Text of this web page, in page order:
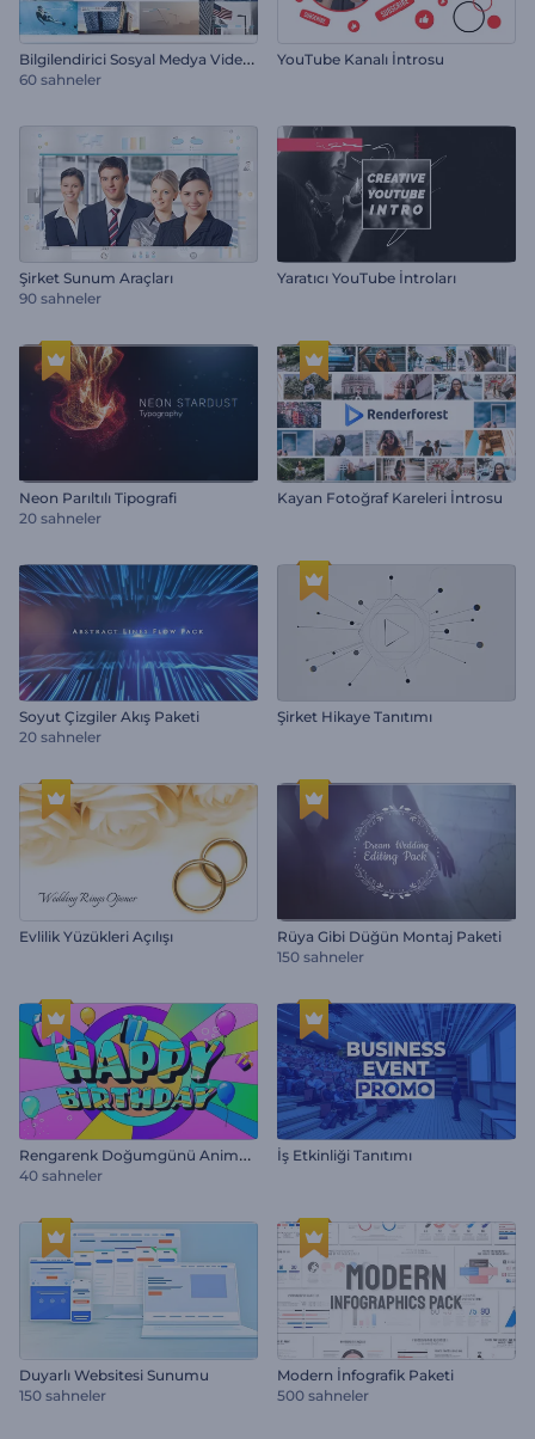
B
ilgilendirici Sosyal Medya Video Paketi
60 sahneler
YouTube Kanalı İntrosu
Şirket Sunum Araçları
90 sahneler
Yaratıcı YouTube İntroları
Neon Parıltılı Tipografi
20 sahneler
Kayan Fotoğraf Kareleri İntrosu
Soyut Çizgiler Akış Paketi
20 sahneler
Şirket Hikaye Tanıtımı
Evlilik Yüzükleri Açılışı
Rüya Gibi Düğün Montaj Paketi
150 sahneler
R
engarenk Doğumgünü Animasyon Paketi
40 sahneler
İş Etkinliği Tanıtımı
Duyarlı Websitesi Sunumu
150 sahneler
Modern İnfografik Paketi
500 sahneler